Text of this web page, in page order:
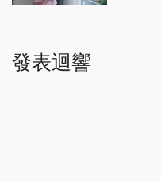
發表迴響